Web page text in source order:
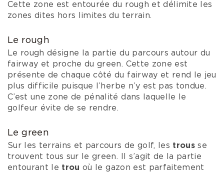
Cette zone est entourée du rough et délimite les
zones dites hors limites du terrain.
Le rough
Le rough désigne la partie du parcours autour du
fairway et proche du green. Cette zone est
présente de chaque côté du fairway et rend le jeu
plus difficile puisque l’herbe n’y est pas tondue.
C’est une zone de pénalité dans laquelle le
golfeur évite de se rendre.
Le green
Sur les terrains et parcours de golf, les trousse
trouvent tous sur le green. Il s’agit de la partie
entourant le trou où le gazon est parfaitement